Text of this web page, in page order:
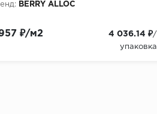
BERRY ALLOC
₽/м2 4 036.14 ₽/
упаковка